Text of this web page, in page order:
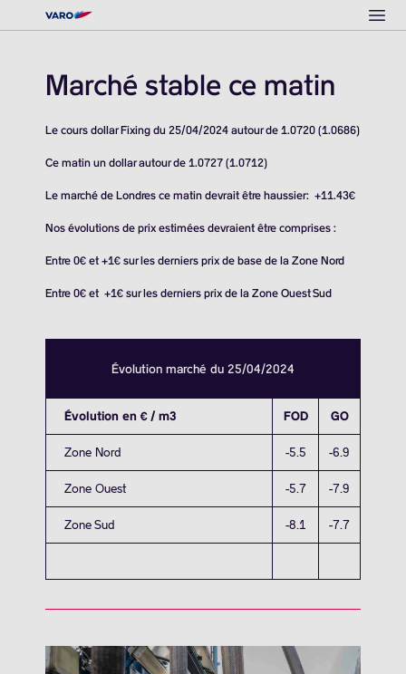
Marché stable ce matin
Le cours dollar Fixing du 25/04/2024 autour de 1.0720 (1.0686)
Ce matin un dollar autour de 1.0727 (1.0712)
Le marché de Londres ce matin devrait être haussier: +11.43€
Nos évolutions de prix estimées devraient être comprises :
Entre 0€ et +1€ sur les derniers prix de base de la Zone Nord
Entre 0€ et +1€ sur les derniers prix de la Zone Ouest Sud
Évolution marché du 25/04/2024
Évolution en € / m3 FOD GO
Zone Nord -5.5 -6.9
Zone Ouest -5.7 -7.9
Zone Sud -8.1 -7.7